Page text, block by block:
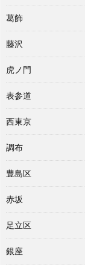
葛飾
藤沢
虎ノ門
表参道
西東京
調布
豊島区
赤坂
足立区
銀座